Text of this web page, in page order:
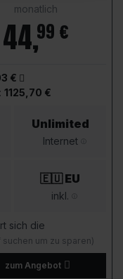
monatlich
44,99 €
€
1125,70 €
Unlimited
Internet
🇪🇺 EU
inkl.
sich die
um zu sparen)
zum Angebot